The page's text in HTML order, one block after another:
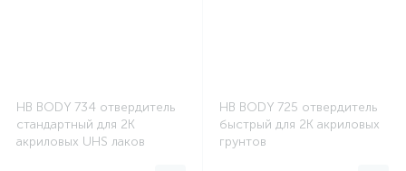
HB BODY 734 отвердитель
стандартный для 2К
акриловых UHS лаков
HB BODY 725 отвердитель
быстрый для 2К акриловых
грунтов